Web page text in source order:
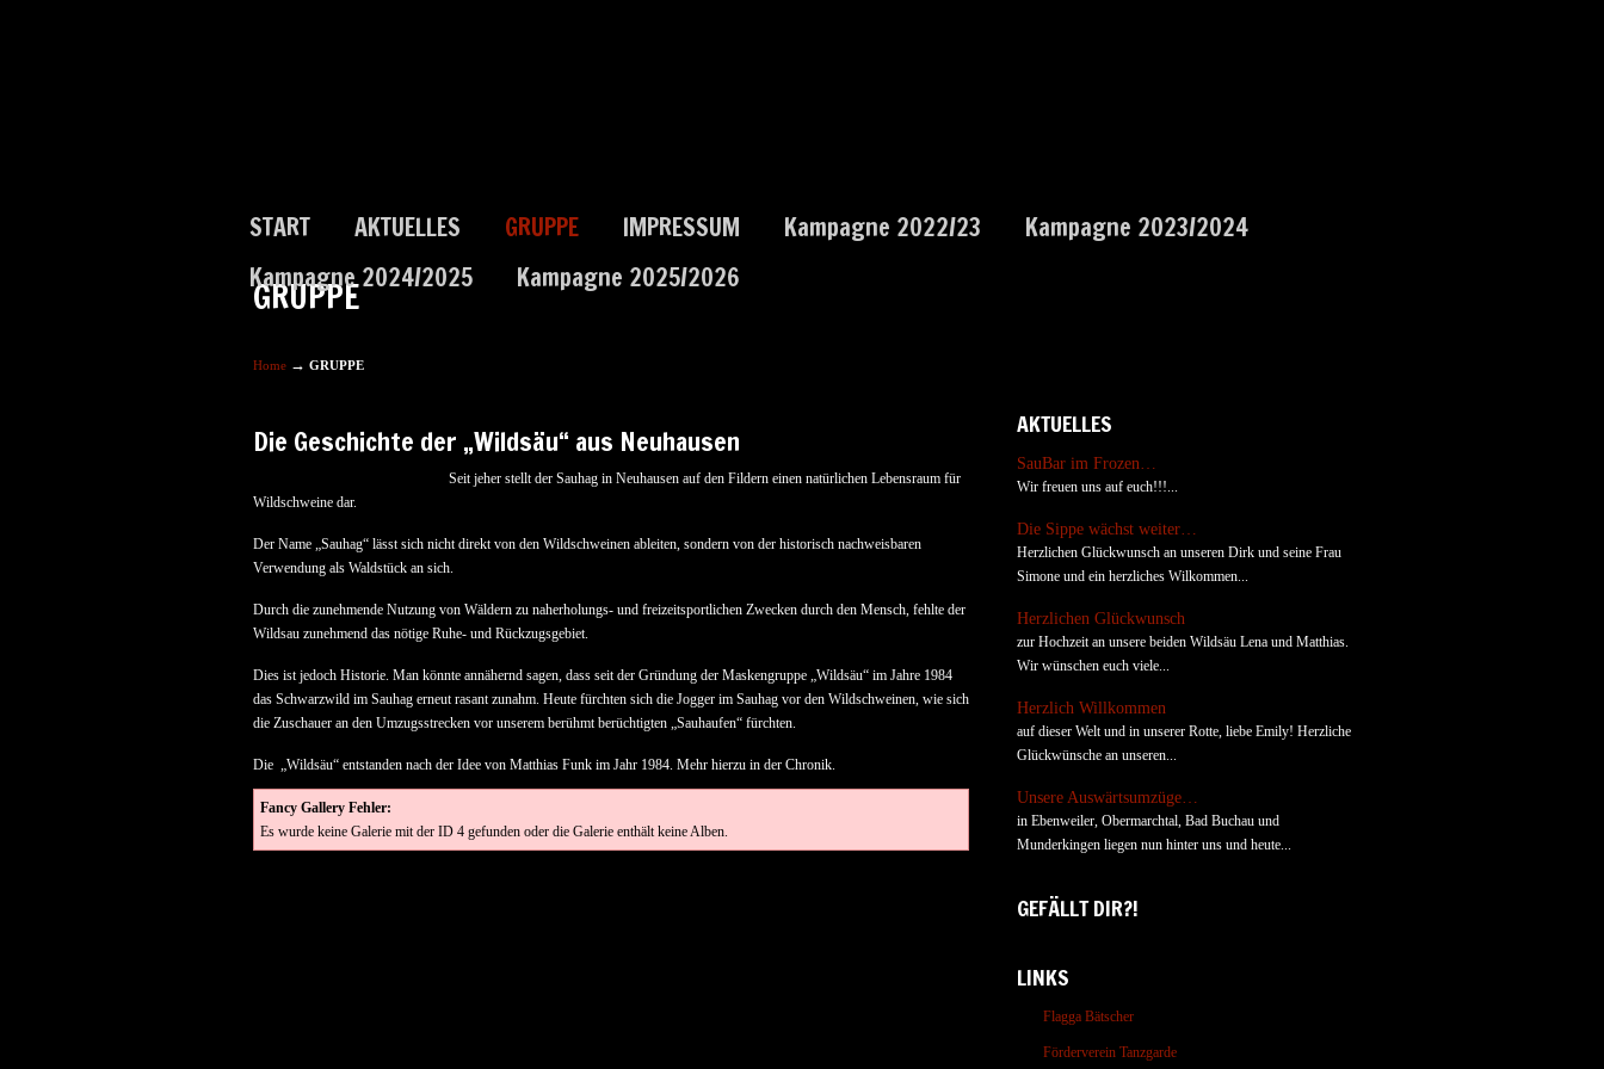
START AKTUELLES GRUPPE IMPRESSUM Kampagne 2022/23
Kampagne 2023/2024
Kampagne 2024/2025
Kampagne 2025/2026
GRUPPE
Home → GRUPPE
Die Geschichte der „Wildsäu“ aus Neuhausen
Seit jeher stellt der Sauhag in Neuhausen auf den Fildern einen natürlichen Lebensraum für
Wildschweine dar.
Der Name „Sauhag“ lässt sich nicht direkt von den Wildschweinen ableiten, sondern von der historisch nachweisbaren
Verwendung als Waldstück an sich.
Durch die zunehmende Nutzung von Wäldern zu naherholungs- und freizeitsportlichen Zwecken durch den Mensch, fehlte der
Wildsau zunehmend das nötige Ruhe- und Rückzugsgebiet.
Dies ist jedoch Historie. Man könnte annähernd sagen, dass seit der Gründung der Maskengruppe „Wildsäu“ im Jahre 1984
das Schwarzwild im Sauhag erneut rasant zunahm. Heute fürchten sich die Jogger im Sauhag vor den Wildschweinen, wie sich
die Zuschauer an den Umzugsstrecken vor unserem berühmt berüchtigten „Sauhaufen“ fürchten.
Die „Wildsäu“ entstanden nach der Idee von Matthias Funk im Jahr 1984. Mehr hierzu in der Chronik.
Fancy Gallery Fehler:
Es wurde keine Galerie mit der ID 4 gefunden oder die Galerie enthält keine Alben.
AKTUELLES
SauBar im Frozen…
Wir freuen uns auf euch!!!...
Die Sippe wächst weiter…
Herzlichen Glückwunsch an unseren Dirk und seine Frau
Simone und ein herzliches Wilkommen...
Herzlichen Glückwunsch
zur Hochzeit an unsere beiden Wildsäu Lena und Matthias.
Wir wünschen euch viele...
Herzlich Willkommen
auf dieser Welt und in unserer Rotte, liebe Emily! Herzliche
Glückwünsche an unseren...
Unsere Auswärtsumzüge…
in Ebenweiler, Obermarchtal, Bad Buchau und
Munderkingen liegen nun hinter uns und heute...
GEFÄLLT DIR?!
LINKS
Flagga Bätscher
Förderverein Tanzgarde